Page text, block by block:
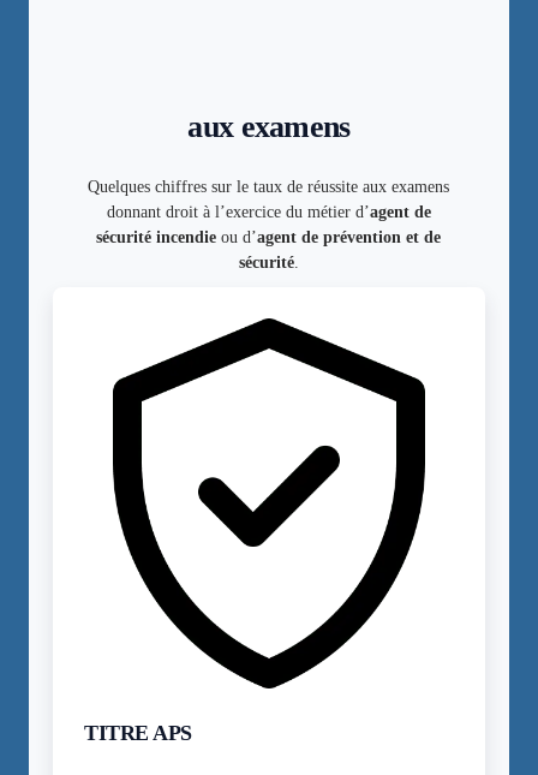
aux examens
Quelques chiffres sur le taux de réussite aux examens
donnant droit à l’exercice du métier d’agent de
sécurité incendie ou d’agent de prévention et de
sécurité.
TITRE APS